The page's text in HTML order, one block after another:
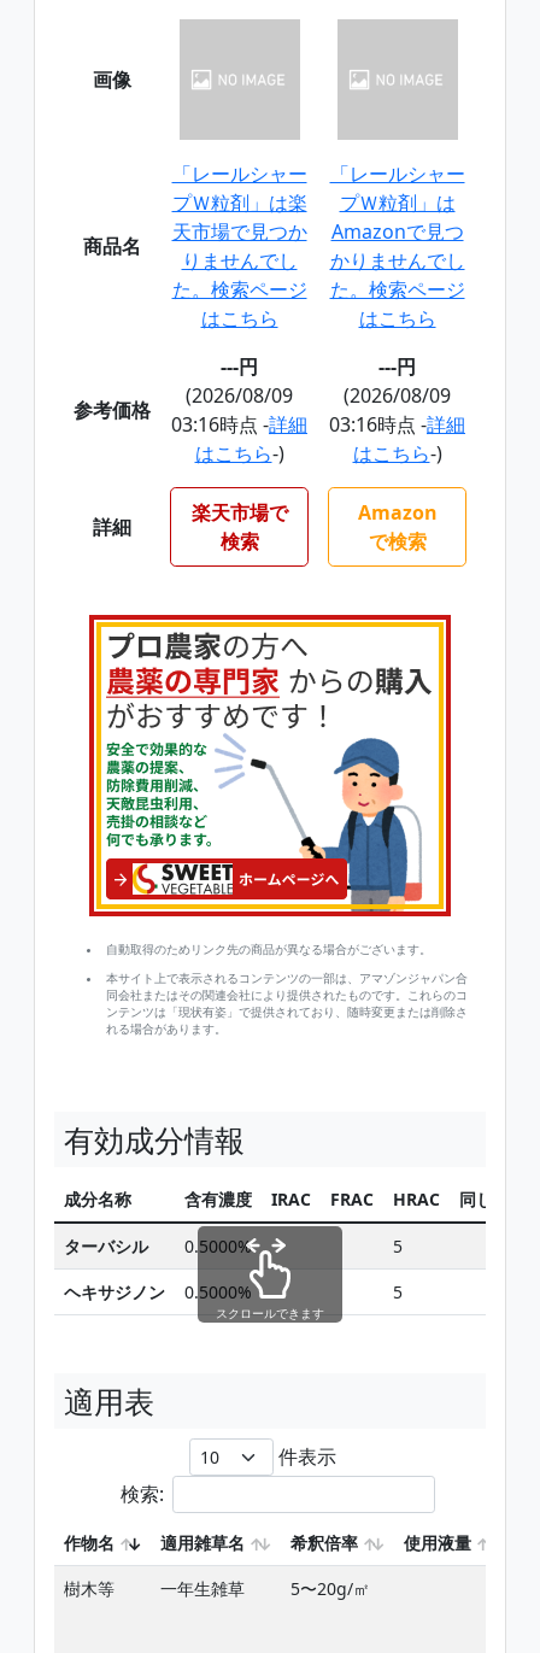
画像
商品名
「レールシャー
プＷ粒剤」は楽
天市場で見つか
りませんでし
た。検索ページ
はこちら
「レールシャー
プＷ粒剤」は
Amazonで見つ
かりませんでし
た。検索ページ
はこちら
参考価格
---円
(2026/08/09
03:16時点 -詳細
はこちら-)
---円
(2026/08/09
03:16時点 -詳細
はこちら-)
詳細
楽天市場で
検索
Amazon
で検索
自動取得のためリンク先の商品が異なる場合がございます。
本サイト上で表示されるコンテンツの一部は、アマゾンジャパン合
同会社またはその関連会社により提供されたものです。これらのコ
ンテンツは「現状有姿」で提供されており、随時変更または削除さ
れる場合があります。
有効成分情報
成分名称 含有濃度 IRAC FRAC HRAC 同じ有効
ターバシル 0.5000% 5
ヘキサジノン
0.5000% 5
スクロールできます
適用表
件表示
検索:
作物名 適用雑草名 希釈倍率 使用液量
樹木等
一年生雑草 5〜20g/㎡